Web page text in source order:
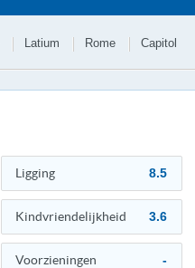
Latium Rome Capitol
Ligging 8.5
Kindvriendelijkheid 3.6
Voorzieningen -